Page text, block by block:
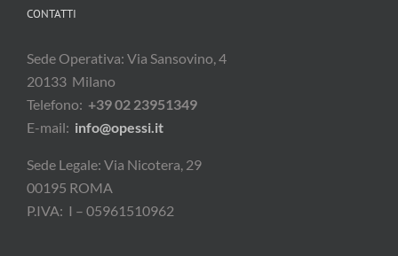
CONTATTI
Sede Operativa: Via Sansovino, 4
20133 Milano
Telefono: +39 02 23951349
E-mail: info@opessi.it
Sede Legale: Via Nicotera, 29
00195 ROMA
P.IVA: I – 05961510962